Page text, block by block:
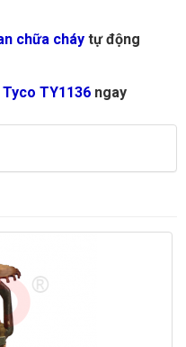
chữa cháy tự động
TY1136 ngay